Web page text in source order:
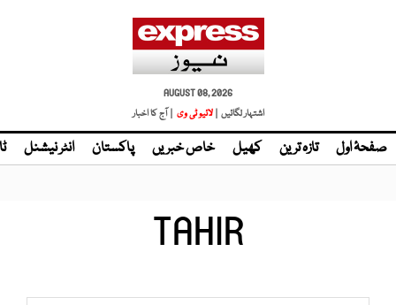
AUGUST 08, 2026
اشتہار لگائیں | لائیو ٹی وی | آج کا اخبار
صفحۂ اول تازہ ترین کھیل خاص خبریں پاکستان انٹر نیشنل
TAHIR